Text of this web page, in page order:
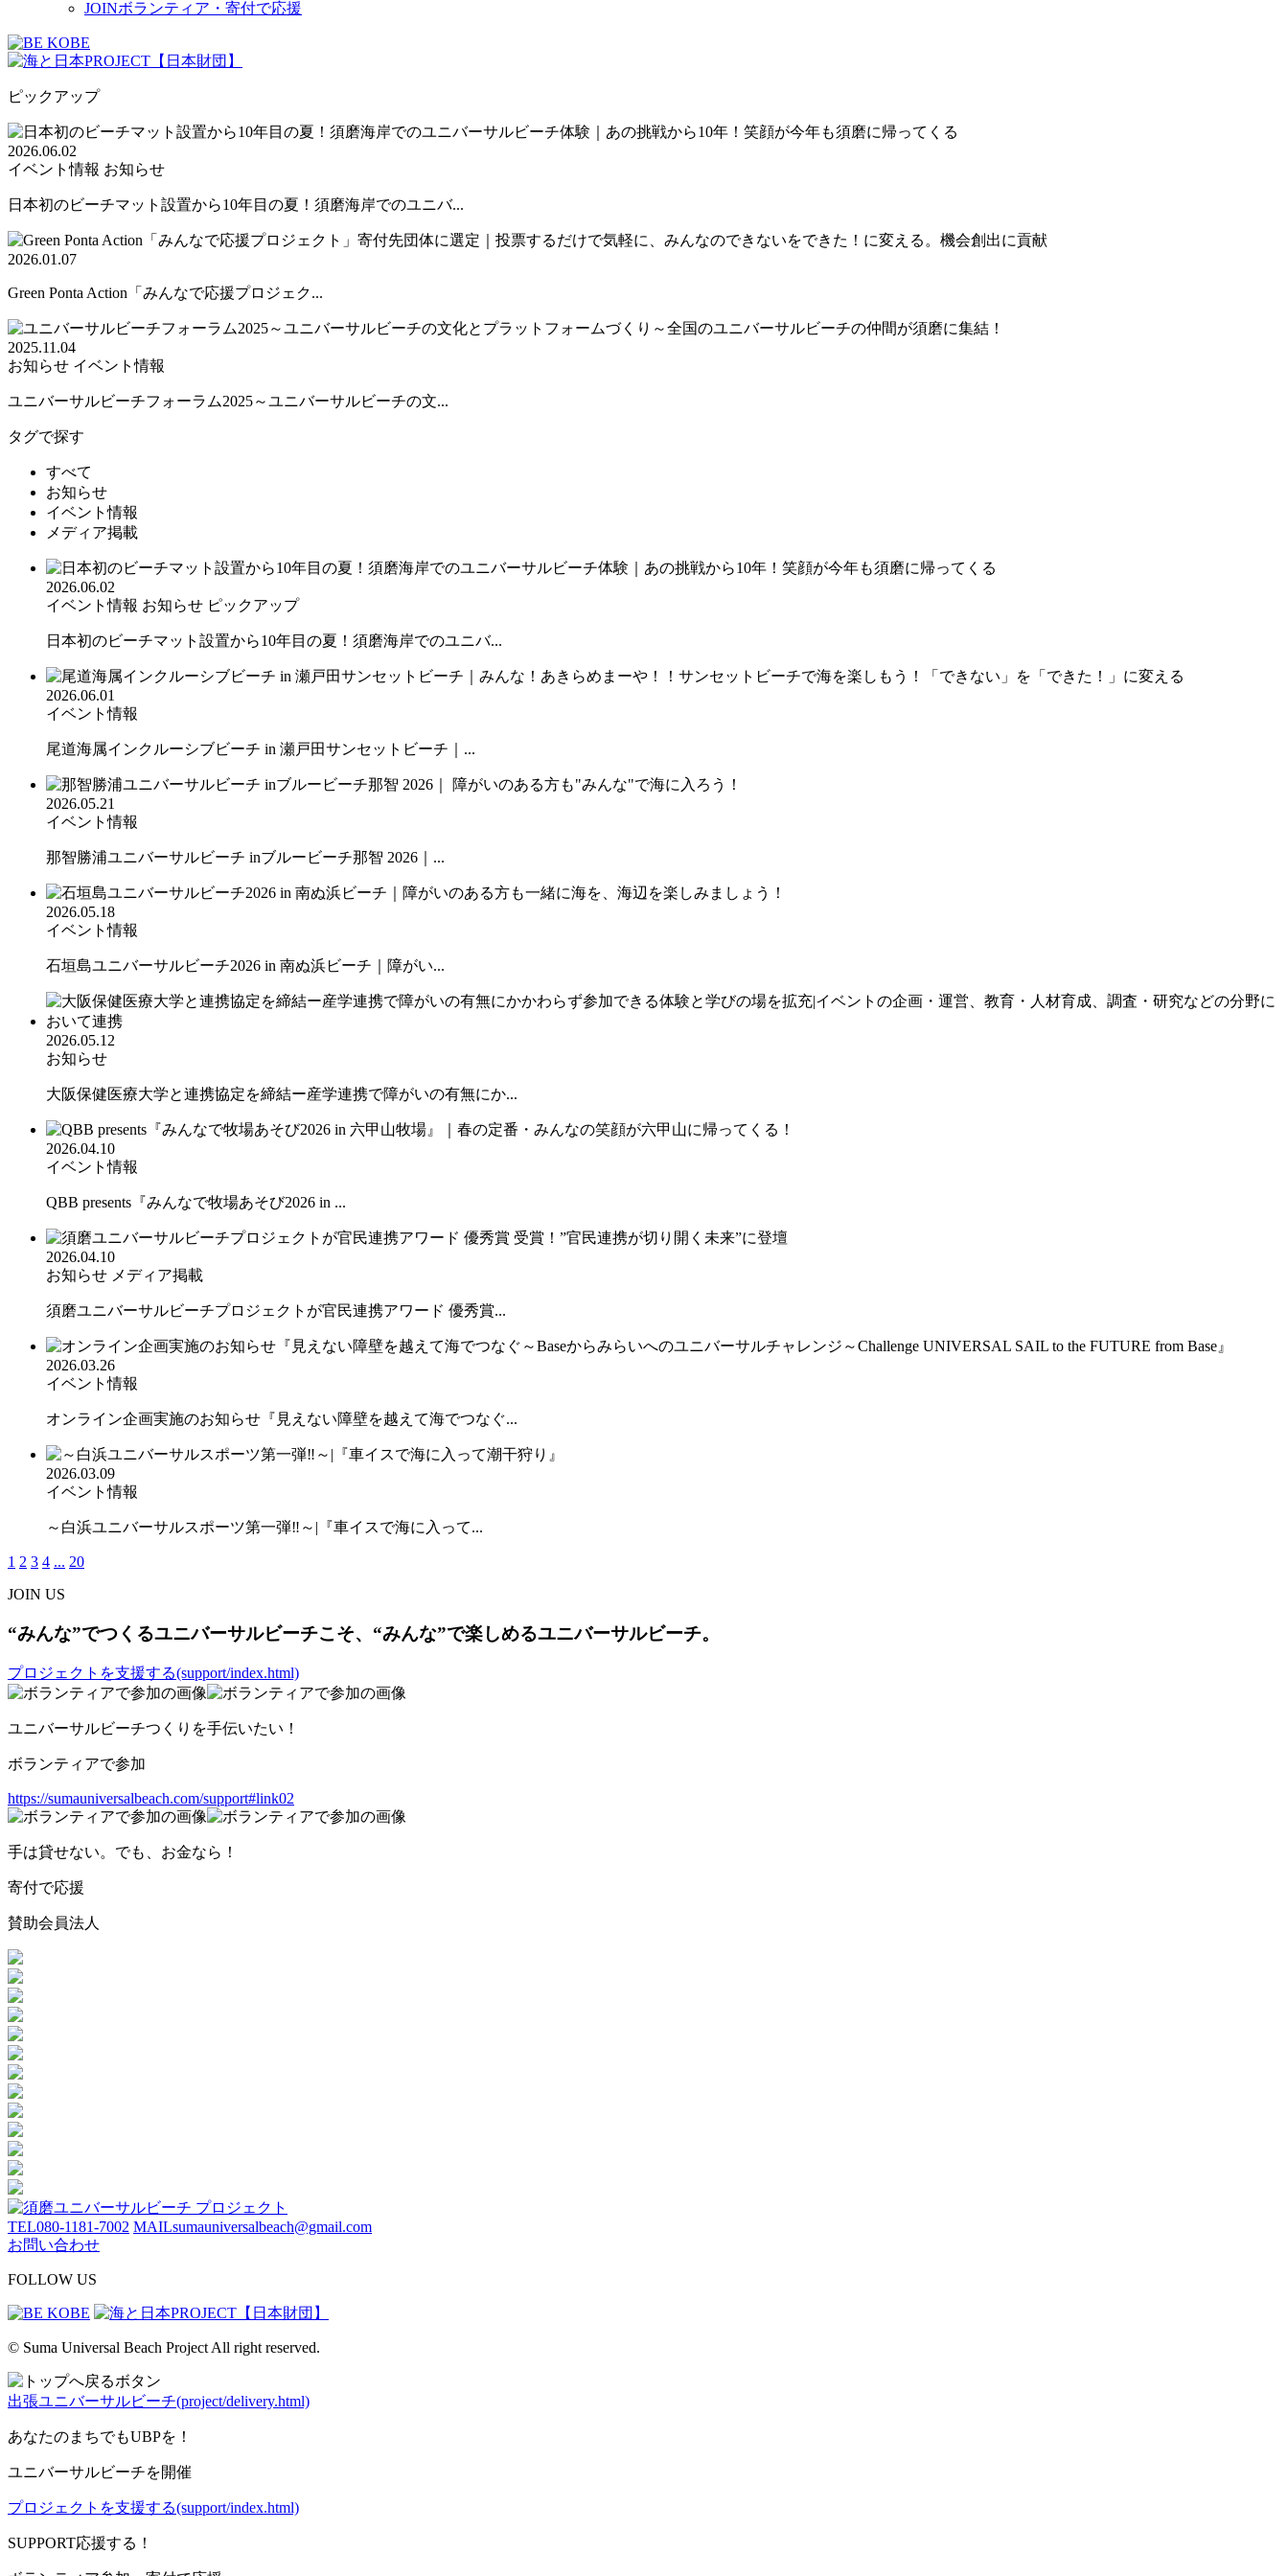
JOINボランティア・寄付で応援
ピックアップ
2026.06.02
イベント情報 お知らせ
日本初のビーチマット設置から10年目の夏！須磨海岸でのユニバ...
2026.01.07
Green Ponta Action「みんなで応援プロジェク...
2025.11.04
お知らせ イベント情報
ユニバーサルビーチフォーラム2025～ユニバーサルビーチの文...
タグで探す
すべて
お知らせ
イベント情報
メディア掲載
2026.06.02
イベント情報 お知らせ ピックアップ
日本初のビーチマット設置から10年目の夏！須磨海岸でのユニバ...
2026.06.01
イベント情報
尾道海属インクルーシブビーチ in 瀬戸田サンセットビーチ｜...
2026.05.21
イベント情報
那智勝浦ユニバーサルビーチ inブルービーチ那智 2026｜...
2026.05.18
イベント情報
石垣島ユニバーサルビーチ2026 in 南ぬ浜ビーチ｜障がい...
2026.05.12
お知らせ
大阪保健医療大学と連携協定を締結ー産学連携で障がいの有無にか...
2026.04.10
イベント情報
QBB presents『みんなで牧場あそび2026 in ...
2026.04.10
お知らせ メディア掲載
須磨ユニバーサルビーチプロジェクトが官民連携アワード 優秀賞...
2026.03.26
イベント情報
オンライン企画実施のお知らせ『見えない障壁を越えて海でつなぐ...
2026.03.09
イベント情報
～白浜ユニバーサルスポーツ第一弾‼︎～|『車イスで海に入って...
1 2 3 4 ... 20
JOIN US
“みんな”でつくるユニバーサルビーチこそ、“みんな”で楽しめるユニバーサルビーチ。
プロジェクトを支援する(support/index.html)
ユニバーサルビーチつくりを手伝いたい！
ボランティアで参加
https://sumauniversalbeach.com/support#link02
手は貸せない。でも、お金なら！
寄付で応援
賛助会員法人
TEL080-1181-7002 MAILsumauniversalbeach@gmail.com
お問い合わせ
FOLLOW US
© Suma Universal Beach Project All right reserved.
出張ユニバーサルビーチ(project/delivery.html)
あなたのまちでもUBPを！
ユニバーサルビーチを開催
プロジェクトを支援する(support/index.html)
SUPPORT応援する！